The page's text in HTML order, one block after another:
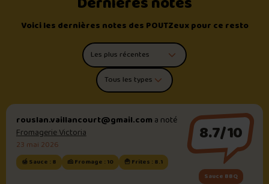
Voici les dernières notes des POUTZeux pour ce resto
Trier les commentaires
Filtrer par type de poutine
rouslan.vaillancourt@gmail.com a noté
Fromagerie Victoria
23 mai 2026
🍯 Sauce : 8 🧀 Fromage : 10 🍟 Frites : 8.1
8.7/10
Sauce BBQ